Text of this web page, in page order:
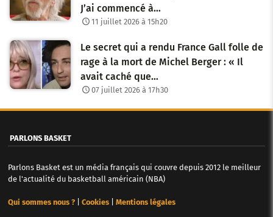
J’ai commencé à…
11 juillet 2026 à 15h20
Le secret qui a rendu France Gall folle de
rage à la mort de Michel Berger : « Il
avait caché que…
07 juillet 2026 à 17h30
PARLONS BASKET
Parlons Basket est un média français qui couvre depuis 2012 le meilleur
de l'actualité du basketball américain (NBA)
Qui sommes nous ?| Cookies| Mentions légales